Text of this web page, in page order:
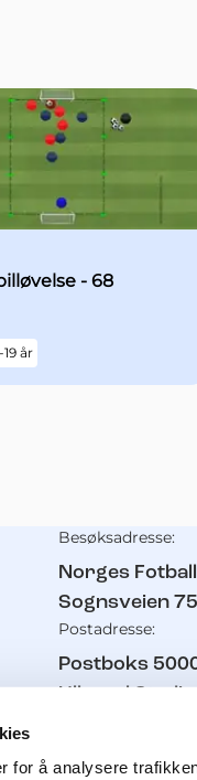
for å analysere
- 68
19 år
Besøksadresse:
Norges
Sognsveien
Postadresse:
Postboks
Ullevaal